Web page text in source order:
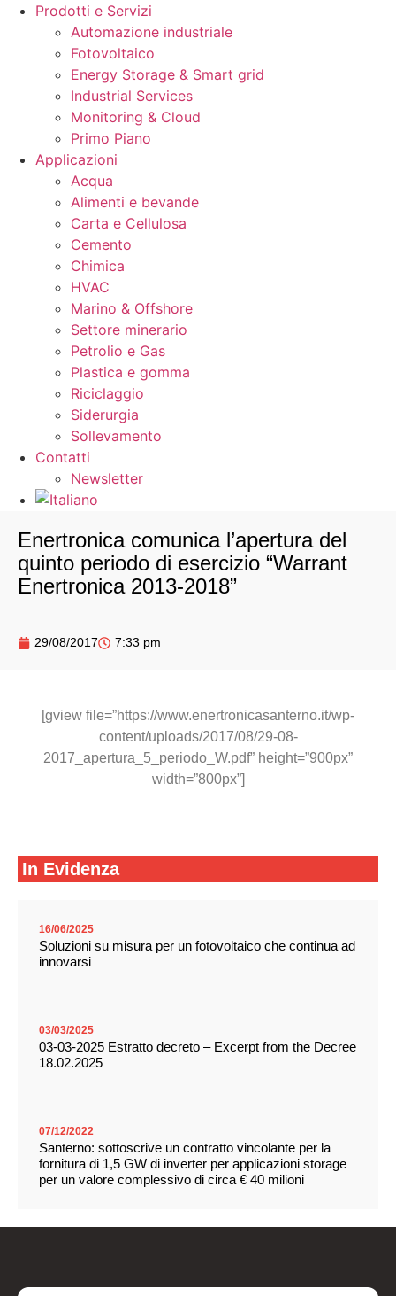
Prodotti e Servizi
Automazione industriale
Fotovoltaico
Energy Storage & Smart grid
Industrial Services
Monitoring & Cloud
Primo Piano
Applicazioni
Acqua
Alimenti e bevande
Carta e Cellulosa
Cemento
Chimica
HVAC
Marino & Offshore
Settore minerario
Petrolio e Gas
Plastica e gomma
Riciclaggio
Siderurgia
Sollevamento
Contatti
Newsletter
Enertronica comunica l’apertura del
quinto periodo di esercizio “Warrant
Enertronica 2013-2018”
29/08/2017 7:33 pm
[gview file=”https://www.enertronicasanterno.it/wp-
content/uploads/2017/08/29-08-
2017_apertura_5_periodo_W.pdf” height=”900px”
width=”800px”]
In Evidenza
16/06/2025
Soluzioni su misura per un fotovoltaico che continua ad
innovarsi
03/03/2025
03-03-2025 Estratto decreto – Excerpt from the Decree
18.02.2025
07/12/2022
Santerno: sottoscrive un contratto vincolante per la
fornitura di 1,5 GW di inverter per applicazioni storage
per un valore complessivo di circa € 40 milioni